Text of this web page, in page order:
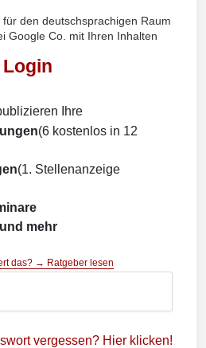
den deutschsprachigen Raum
Google Co. mit Ihren Inhalten
Login
Ihre
(6 kostenlos in 12
(1. Stellenanzeige
mehr
das? → Ratgeber lesen
vergessen? Hier klicken!